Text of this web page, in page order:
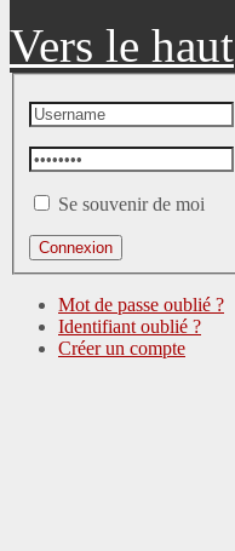
Vers le haut
Se souvenir de moi
Mot de passe oublié ?
Identifiant oublié ?
Créer un compte